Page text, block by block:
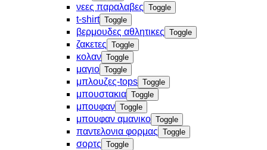
νεες παραλαβες Toggle
t-shirt Toggle
βερμουδες αθλητικες Toggle
ζακετες Toggle
κολαν Toggle
μαγιο Toggle
μπλουζες-tops Toggle
μπουστακια Toggle
μπουφαν Toggle
μπουφαν αμανικο Toggle
παντελονια φορμας Toggle
σορτς Toggle